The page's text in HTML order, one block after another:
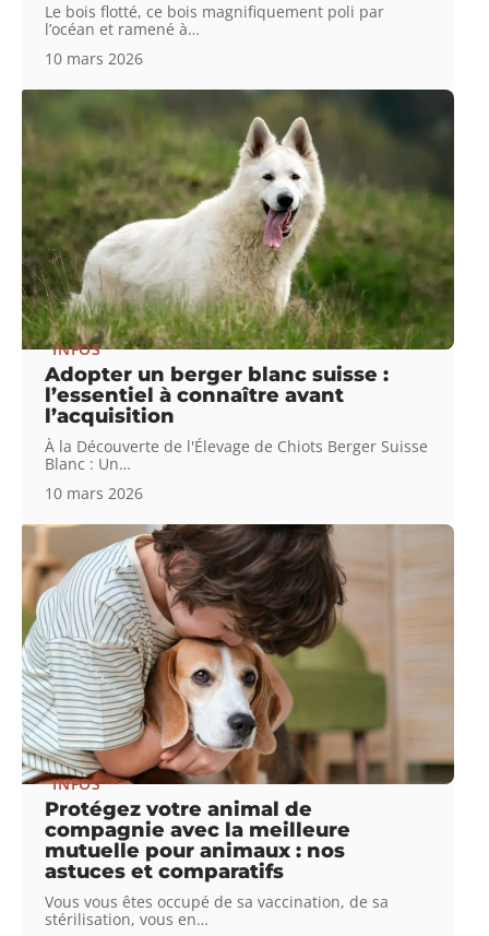
Le bois flotté, ce bois magnifiquement poli par
l’océan et ramené à…
10 mars 2026
INFOS
Adopter un berger blanc suisse :
l’essentiel à connaître avant
l’acquisition
À la Découverte de l'Élevage de Chiots Berger Suisse
Blanc : Un…
10 mars 2026
INFOS
Protégez votre animal de
compagnie avec la meilleure
mutuelle pour animaux : nos
astuces et comparatifs
Vous vous êtes occupé de sa vaccination, de sa
stérilisation, vous en…